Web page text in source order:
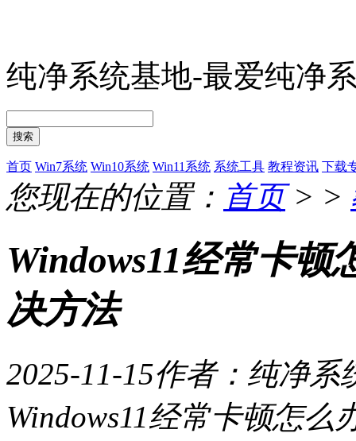
纯净系统基地-最爱纯净
搜索
首页 Win7系统 Win10系统 Win11系统 系统工具 教程资讯 下载
您现在的位置： 首页> >
Windows11经常卡顿
决方法
2025-11-15作者：纯净系
Windows11经常卡顿怎